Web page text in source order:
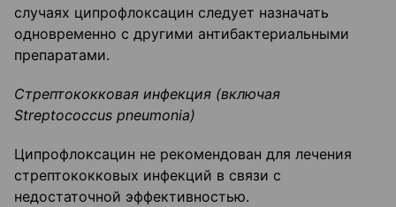
случаях ципрофлоксацин следует назначать
одновременно с другими антибактериальными
препаратами.
Стрептококковая инфекция (включая
Streptococcus pneumonia)
Ципрофлоксацин не рекомендован для лечения
стрептококковых инфекций в связи с
недостаточной эффективностью.